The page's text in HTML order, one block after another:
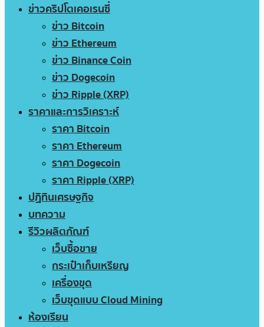
ข่าวคริปโตเคอเรนซี่
ข่าว Bitcoin
ข่าว Ethereum
ข่าว Binance Coin
ข่าว Dogecoin
ข่าว Ripple (XRP)
ราคาและการวิเคราะห์
ราคา Bitcoin
ราคา Ethereum
ราคา Dogecoin
ราคา Ripple (XRP)
ปฏิทินเศรษฐกิจ
บทความ
รีวิวผลิตภัณฑ์
เว็บซื้อขาย
กระเป๋าเก็บเหรียญ
เครื่องขุด
เว็บขุดแบบ Cloud Mining
ห้องเรียน